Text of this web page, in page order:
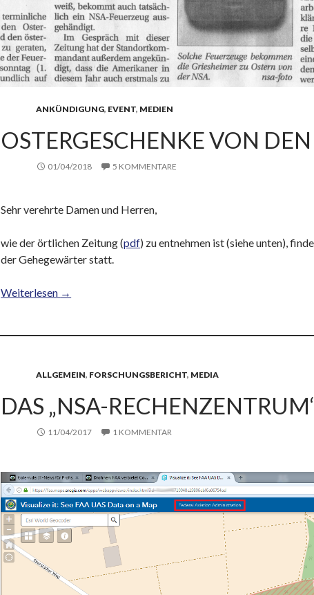
ANKÜNDIGUNG, EVENT, MEDIEN
OSTERGESCHENKE VON
01/04/2018 5 KOMMENTARE
Sehr verehrte Damen und Herren,
wie der örtlichen Zeitung (pdf) zu entnehmen ist (siehe unten),
der Gehegewärter statt.
Weiterlesen →
ALLGEMEIN, FORSCHUNGSBERICHT, MEDIA
DAS „NSA-
11/04/2017 1 KOMMENTAR